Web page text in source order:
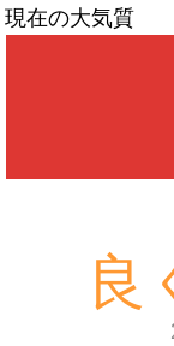
現在の大気質
良